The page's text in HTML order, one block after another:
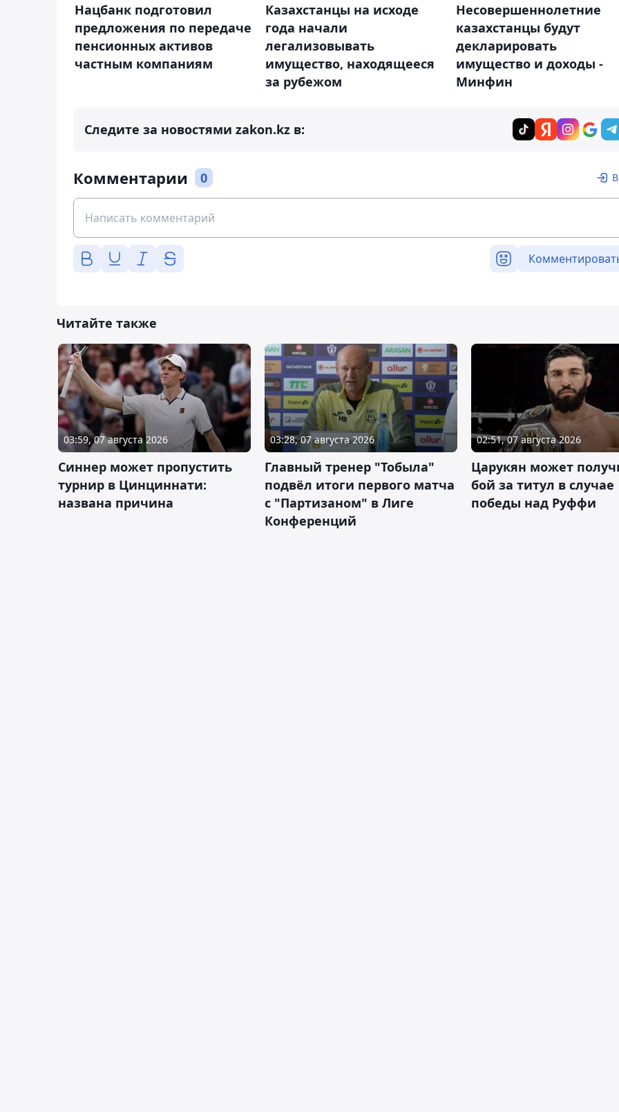
Нацбанк подготовил
предложения по передаче
пенсионных активов
частным компаниям
Казахстанцы на исходе
года начали
легализовывать
имущество, находящееся
за рубежом
Несовершеннолетние
казахстанцы будут
декларировать
имущество и доходы -
Минфин
Следите за новостями zakon.kz в:
Комментарии 0
Читайте также
03:59, 07 августа 2026
Синнер может пропустить
турнир в Цинциннати:
названа причина
03:28, 07 августа 2026
Главный тренер "Тобыла"
подвёл итоги первого матча
с "Партизаном" в Лиге
Конференций
02:51, 07 августа 2026
Царукян может
бой за титул в случае
победы над Руффи